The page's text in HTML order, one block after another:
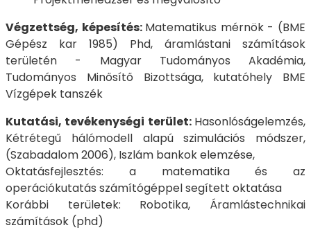
Végzettség, képesítés: Matematikus mérnök - (BME
Gépész kar 1985) Phd, áramlástani számítások
területén - Magyar Tudományos Akadémia,
Tudományos Minősítő Bizottsága, kutatóhely BME
Vízgépek tanszék
Kutatási, tevékenységi terület: Hasonlóságelemzés,
Kétrétegű hálómodell alapú szimulációs módszer,
(Szabadalom 2006), Iszlám bankok elemzése,
Oktatásfejlesztés: a matematika és az
operációkutatás számítógéppel segített oktatása
Korábbi területek: Robotika, Áramlástechnikai
számítások (phd)